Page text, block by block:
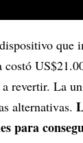
que
costó
revertir. La
alternativas.
para